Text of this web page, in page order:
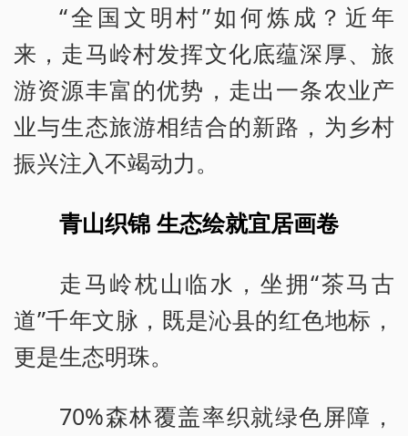
“全国文明村”如何炼成？近年
来，走马岭村发挥文化底蕴深厚、旅
游资源丰富的优势，走出一条农业产
业与生态旅游相结合的新路，为乡村
振兴注入不竭动力。
青山织锦 生态绘就宜居画卷
走马岭枕山临水，坐拥“茶马古
道”千年文脉，既是沁县的红色地标，
更是生态明珠。
70%森林覆盖率织就绿色屏障，